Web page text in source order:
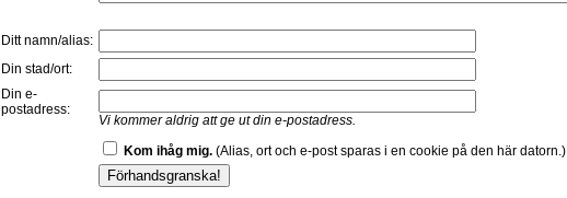
Ditt namn/alias:
Din stad/ort:
Din e-
postadress:
Vi kommer aldrig att ge ut din e-postadress.
Kom ihåg mig. (Alias, ort och e-post sparas i en cookie på den här datorn.)